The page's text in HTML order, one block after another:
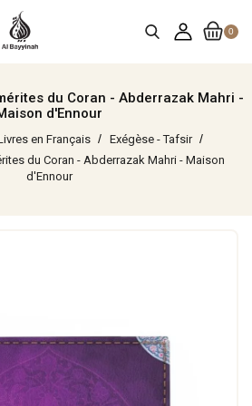
0
du Coran - Abderrazak Mahri -
d'Ennour
en Français
Exégèse - Tafsir
du Coran - Abderrazak Mahri - Maison
d'Ennour